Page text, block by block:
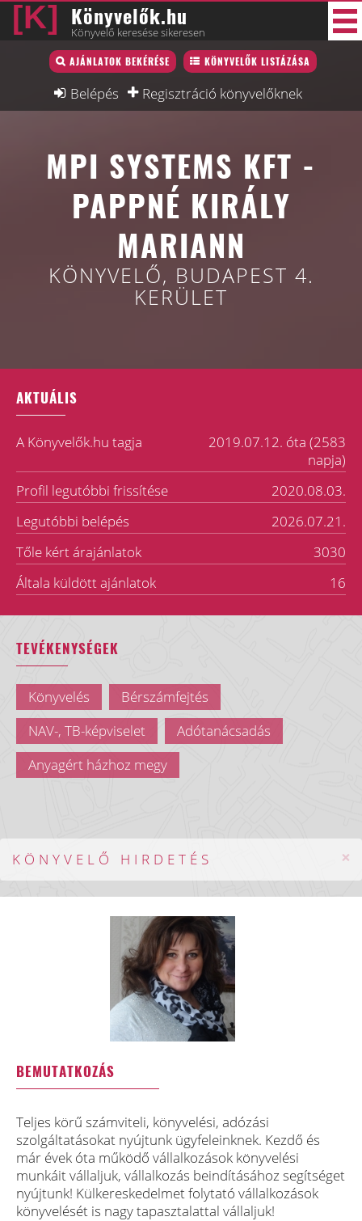
Könyvelők.hu
Könyvelő keresése sikeresen
AJÁNLATOK BEKÉRÉSE KÖNYVELŐK LISTÁZÁSA
Belépés Regisztráció könyvelőknek
Könyvelő lista
Könyvelési munkák
MPI SYSTEMS KFT -
PAPPNÉ KIRÁLY
MARIANN
KÖNYVELŐ, BUDAPEST 4.
KERÜLET
AKTUÁLIS
A Könyvelők.hu tagja
2019.07.12. óta (2583
napja)
Profil legutóbbi frissítése
2020.08.03.
Legutóbbi belépés
2026.07.21.
Tőle kért árajánlatok
3030
Általa küldött ajánlatok
16
TEVÉKENYSÉGEK
Könyvelés
Bérszámfejtés
NAV-, TB-képviselet
Adótanácsadás
Anyagért házhoz megy
×
KÖNYVELŐ HIRDETÉS
BEMUTATKOZÁS
Teljes körű számviteli, könyvelési, adózási
szolgáltatásokat nyújtunk ügyfeleinknek. Kezdő és
már évek óta működő vállalkozások könyvelési
munkáit vállaljuk, vállalkozás beindításához segítséget
nyújtunk! Külkereskedelmet folytató vállalkozások
könyvelését is nagy tapasztalattal vállaljuk!